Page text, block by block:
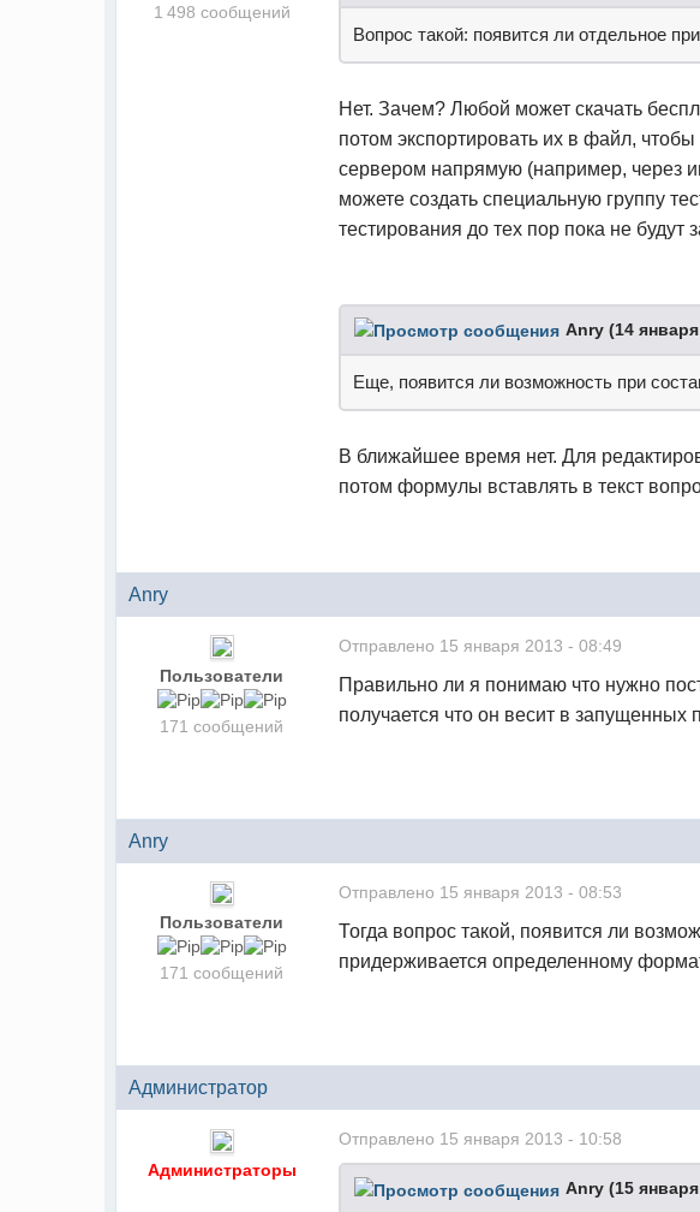
1 498 сообщений
Вопрос такой: появится ли отдельное
Нет. Зачем? Любой может скачать
потом экспортировать их в файл,
сервером напрямую (например, через
можете создать специальную группу
тестирования до тех пор пока не
Anry (14
Еще, появится ли возможность при
В ближайшее время нет. Для
потом формулы вставлять в текст
Anry
Пользователи
171 сообщений
Отправлено 15 января 2013 - 08:49
Правильно ли я понимаю что нужно
получается что он весит в запущенных
Anry
Пользователи
171 сообщений
Отправлено 15 января 2013 - 08:53
Тогда вопрос такой, появится ли
придерживается определенному
Администратор
Администраторы
Отправлено 15 января 2013 - 10:58
Anry (15